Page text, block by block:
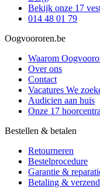
Bekijk onze 17
014 48 01 79
Oogvoororen.be
Waarom
Over ons
Contact
Vacatures We
Audicien aan huis
Onze 17 hoorcentra
Bestellen & betalen
Retourneren
Bestelprocedure
Garantie &
Betaling &